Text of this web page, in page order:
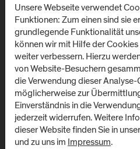
Unsere Webseite verwendet
Funktionen: Zum einen sind sie
grundlegende Funktionalität
können wir mit Hilfe der
weiter verbessern. Hierzu
von Website-Besuchern
die Verwendung dieser
möglicherweise zur
Einverständnis in die
jederzeit widerrufen. Weitere
dieser Website finden Sie in
und zu uns im Impressum.